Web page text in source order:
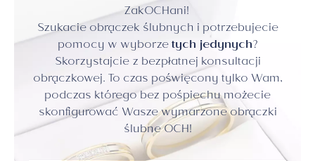
ZakOCHani!
Szukacie obrączek ślubnych i potrzebujecie
pomocy w wyborzetych jedynych?
Skorzystajcie z bezpłatnej konsultacji
obrączkowej. To czas poświęcony tylko Wam,
podczas którego bez pośpiechu możecie
skonfigurować Wasze wymarzone obrączki
ślubne OCH!